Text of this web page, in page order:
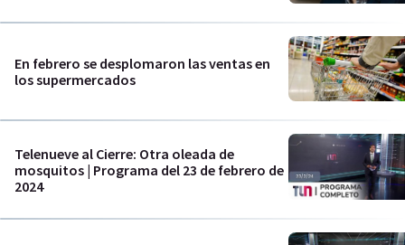
En febrero se desplomaron las ventas en
los supermercados
Telenueve al Cierre: Otra oleada de
mosquitos | Programa del 23 de febrero de
2024